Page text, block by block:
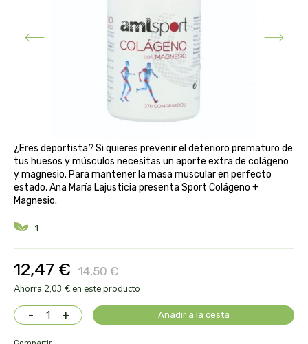
¿Eres deportista? Si quieres prevenir el deterioro prematuro de
tus huesos y músculos necesitas un aporte extra de colágeno
y magnesio. Para mantener la masa muscular en perfecto
estado, Ana María Lajusticia presenta Sport Colágeno +
Magnesio.
1
12,47 € 14,50 €
Ahorra 2,03 € en este producto
- + Añadir a la cesta
antiox y nutricosmética
hormonal y salud sexual
vías urinarias y próstata
vista y oídos
protección solar y mosquitos
diy cremas caseras
conservas, patés y sopas
aloe pura laboratorios
alta pasticceria italiana
alter nativa 3
amapola
ana maria lajusticia
armonia
arnidol
arrasate